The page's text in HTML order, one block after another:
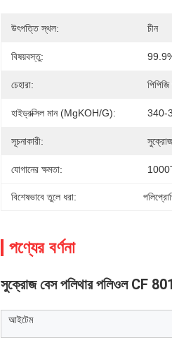
উৎপত্তি স্থল: চীন
বিষয়বস্তু:
চেহারা:
হাইড্রক্সিল মান (mgKOH/g): 340-
সূচনাকারী: সুক্রোজ
যোগানের ক্ষমতা:
বিশেষভাবে তুলে ধরা:
পণ্যের বর্ণনা
সুক্রোজ বেস পলিথার পলিওল CF
আইটেম